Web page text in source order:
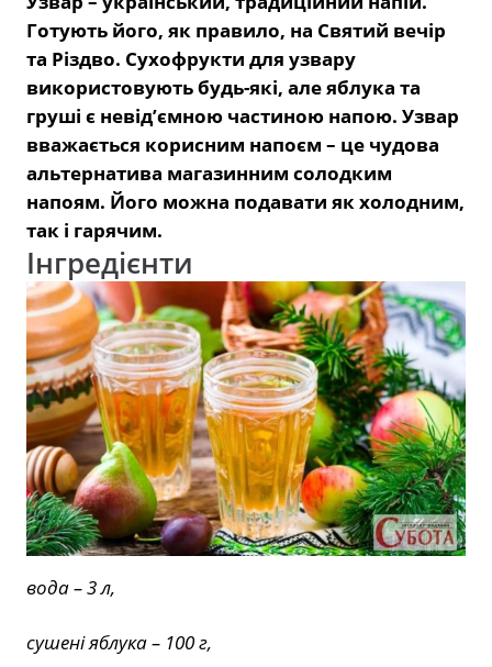
Готують його, як правило, на Святий вечір
та Різдво. Сухофрукти для узвару
використовують будь-які, але яблука та
груші є невід’ємною частиною напою. Узвар
вважається корисним напоєм – це чудова
альтернатива магазинним солодким
напоям. Його можна подавати як холодним,
так і гарячим.
Інгредієнти
вода –3 л,
сушені яблука – 100 г,